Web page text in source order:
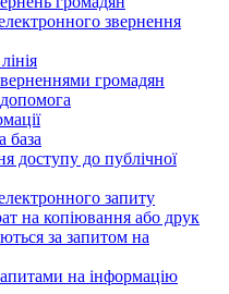
звернення
громадян
база
доступу до публічної
запиту
на копіювання або друк
за запитом на
на інформацію